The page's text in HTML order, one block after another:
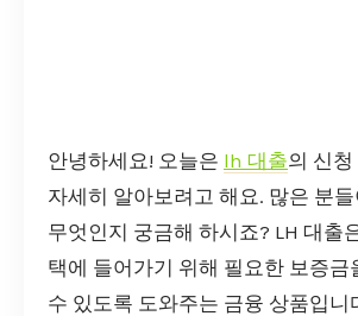
안녕하세요! 오늘은 lh 대출의 신청
자세히 알아보려고 해요. 많은 분들
무엇인지 궁금해 하시죠? LH 대출
택에 들어가기 위해 필요한 보증금
수 있도록 도와주는 금융 상품입니